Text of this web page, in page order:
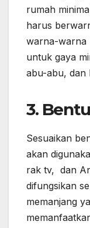
rumah
harus
warna-warna
untuk gaya
abu-abu, dan
3.
Sesuaikan
akan
rak tv, dan
difungsikan
memanjang